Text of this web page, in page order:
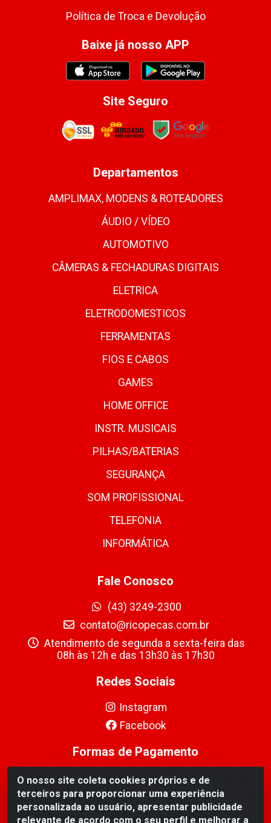
O nosso site coleta cookies próprios e de
terceiros para proporcionar uma experiência
personalizada ao usuário, apresentar publicidade
relevante de acordo com o seu perfil e melhorar a
Política de Troca e Devolução
Baixe já nosso APP
Site Seguro
Departamentos
AMPLIMAX, MODENS & ROTEADORES
ÁUDIO / VÍDEO
AUTOMOTIVO
CÂMERAS & FECHADURAS DIGITAIS
ELETRICA
ELETRODOMESTICOS
FERRAMENTAS
FIOS E CABOS
GAMES
HOME OFFICE
INSTR. MUSICAIS
PILHAS/BATERIAS
SEGURANÇA
SOM PROFISSIONAL
TELEFONIA
INFORMÁTICA
Fale Conosco
(43) 3249-2300
contato@ricopecas.com.br
Atendimento de segunda a sexta-feira das
08h às 12h e das 13h30 às 17h30
Redes Sociais
Instagram
Facebook
Formas de Pagamento